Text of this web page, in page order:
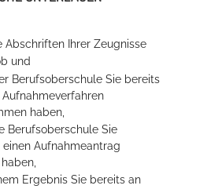
Abschriften Ihrer Zeugnisse
und
Berufsoberschule Sie bereits
haben,
Berufsoberschule Sie
Aufnahmeantrag
Ergebnis Sie bereits an